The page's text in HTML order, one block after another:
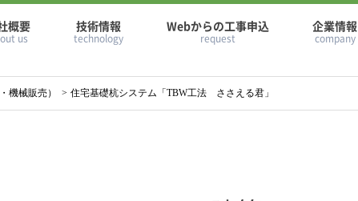
概要
us
技術情報
technology
Webからの工事申込
request
企業情報
company
機械販売） 住宅基礎杭システム「TBW工法 ささえる君」